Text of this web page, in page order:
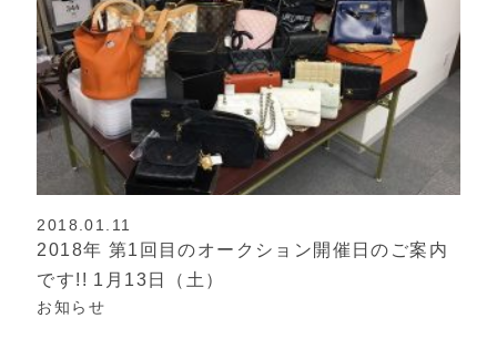
2018.01.11
2018年 第1回目のオークション開催日のご案内
です!! 1月13日（土）
お知らせ